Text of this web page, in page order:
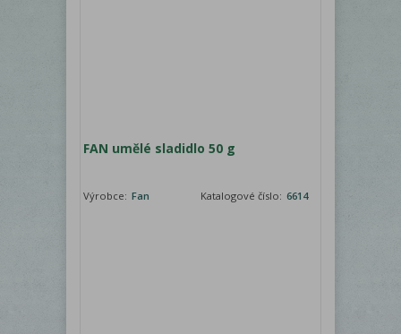
FAN umělé sladidlo 50 g
Výrobce: Fan Katalogové číslo: 6614